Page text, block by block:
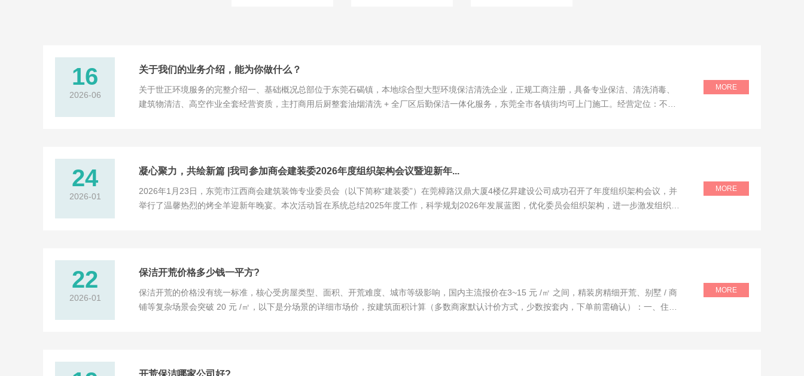
16
2026-06
关于我们的业务介绍，能为你做什么？
关于世正环境服务的完整介绍一、基础概况总部位于东莞石碣镇，本地综合型大型环境保洁清洗企业，正规工商注册，具备专业保洁、清洗消毒、
建筑物清洁、高空作业全套经营资质，主打商用后厨整套油烟清洗 + 全厂区后勤保洁一体化服务，东莞全市各镇街均可上门施工。经营定位：不只
MORE
24
2026-01
凝心聚力，共绘新篇 |我司参加商会建装委2026年度组织架构会议暨迎新年...
2026年1月23日，东莞市江西商会建筑装饰专业委员会（以下简称“建装委”）在莞樟路汉鼎大厦4楼亿昇建设公司成功召开了年度组织架构会议，并
举行了温馨热烈的烤全羊迎新年晚宴。本次活动旨在系统总结2025年度工作，科学规划2026年发展蓝图，优化委员会组织架构，进一步激发组织活
MORE
22
2026-01
保洁开荒价格多少钱一平方?
保洁开荒的价格没有统一标准，核心受房屋类型、面积、开荒难度、城市等级影响，国内主流报价在3~15 元 /㎡ 之间，精装房精细开荒、别墅 / 商
铺等复杂场景会突破 20 元 /㎡，以下是分场景的详细市场价，按建筑面积计算（多数商家默认计价方式，少数按套内，下单前需确认）：一、住宅
MORE
开荒保洁哪家公司好?